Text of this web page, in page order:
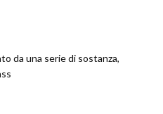
da una serie di sostanza,